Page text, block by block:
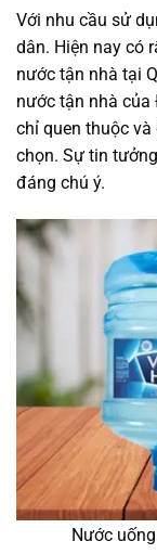
Với nhu cầu sử
dân. Hiện nay có
nước tận nhà tại
nước tận nhà của
chỉ quen thuộc
chọn. Sự tin
đáng chú ý.
Nước